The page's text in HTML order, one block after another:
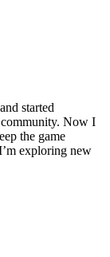
started
Now I
the game
exploring new